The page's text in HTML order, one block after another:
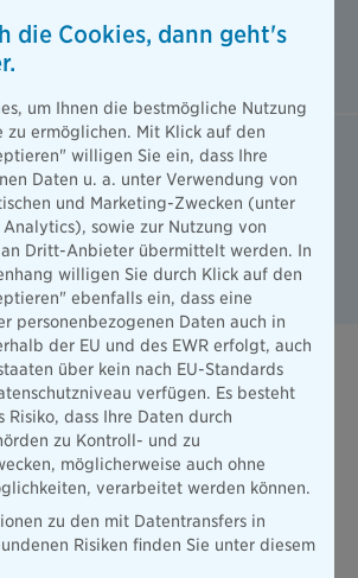
schnell und unkompliziert Ihre
ändern können.
ändern
Ihren Vor- oder
geändert? Ändern Sie
einfach Ihre persönlichen
ab.
ändern und verwalten
zu Ihrem Vertrag ändern, wie zum
den Vertragsumfang oder
Dann folgen Sie diesem Link zur
die Cookies, dann geht's
um Ihnen die bestmögliche Nutzung
zu ermöglichen. Mit Klick auf den
willigen Sie ein, dass Ihre
Daten u. a. unter Verwendung von
und Marketing-Zwecken (unter
sowie zur Nutzung von
Dritt-Anbieter übermittelt werden. In
willigen Sie durch Klick auf den
ebenfalls ein, dass eine
personenbezogenen Daten auch in
der EU und des EWR erfolgt, auch
über kein nach EU-Standards
verfügen. Es besteht
Risiko, dass Ihre Daten durch
zu Kontroll- und zu
möglicherweise auch ohne
verarbeitet werden können.
zu den mit Datentransfers in
Risiken finden Sie unter diesem